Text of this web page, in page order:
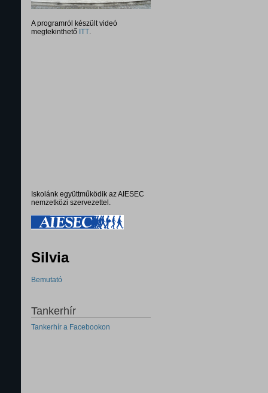
A programról készült videó
megtekinthető ITT.
Iskolánk együttműködik az AIESEC
nemzetközi szervezettel.
Silvia
Bemutató
Tankerhír
Tankerhír a Facebookon